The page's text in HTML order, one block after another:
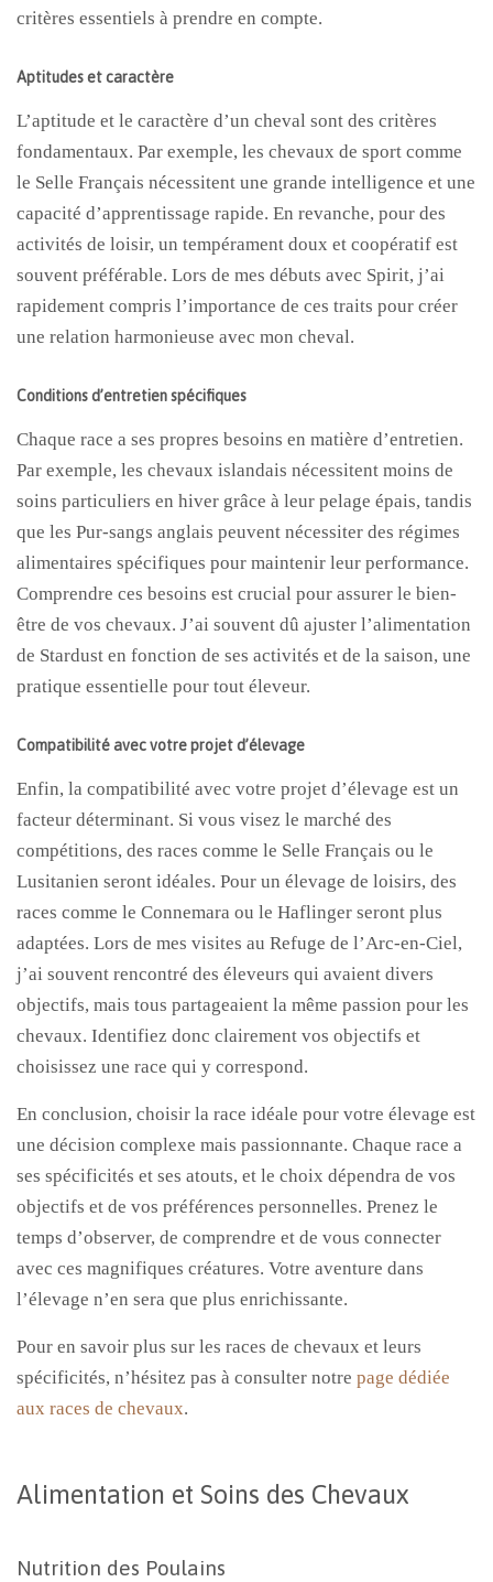
critères essentiels à prendre en compte.
Aptitudes et caractère
L’aptitude et le caractère d’un cheval sont des critères
fondamentaux. Par exemple, les chevaux de sport comme
le Selle Français nécessitent une grande intelligence et une
capacité d’apprentissage rapide. En revanche, pour des
activités de loisir, un tempérament doux et coopératif est
souvent préférable. Lors de mes débuts avec Spirit, j’ai
rapidement compris l’importance de ces traits pour créer
une relation harmonieuse avec mon cheval.
Conditions d’entretien spécifiques
Chaque race a ses propres besoins en matière d’entretien.
Par exemple, les chevaux islandais nécessitent moins de
soins particuliers en hiver grâce à leur pelage épais, tandis
que les Pur-sangs anglais peuvent nécessiter des régimes
alimentaires spécifiques pour maintenir leur performance.
Comprendre ces besoins est crucial pour assurer le bien-
être de vos chevaux. J’ai souvent dû ajuster l’alimentation
de Stardust en fonction de ses activités et de la saison, une
pratique essentielle pour tout éleveur.
Compatibilité avec votre projet d’élevage
Enfin, la compatibilité avec votre projet d’élevage est un
facteur déterminant. Si vous visez le marché des
compétitions, des races comme le Selle Français ou le
Lusitanien seront idéales. Pour un élevage de loisirs, des
races comme le Connemara ou le Haflinger seront plus
adaptées. Lors de mes visites au Refuge de l’Arc-en-Ciel,
j’ai souvent rencontré des éleveurs qui avaient divers
objectifs, mais tous partageaient la même passion pour les
chevaux. Identifiez donc clairement vos objectifs et
choisissez une race qui y correspond.
En conclusion, choisir la race idéale pour votre élevage est
une décision complexe mais passionnante. Chaque race a
ses spécificités et ses atouts, et le choix dépendra de vos
objectifs et de vos préférences personnelles. Prenez le
temps d’observer, de comprendre et de vous connecter
avec ces magnifiques créatures. Votre aventure dans
l’élevage n’en sera que plus enrichissante.
Pour en savoir plus sur les races de chevaux et leurs
spécificités, n’hésitez pas à consulter notre page dédiée
aux races de chevaux.
Alimentation et Soins des Chevaux
Nutrition des Poulains